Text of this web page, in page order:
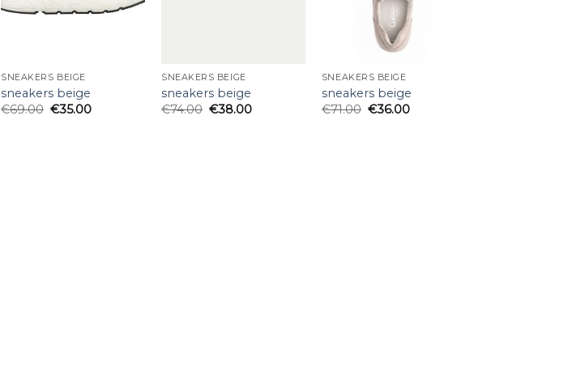
SNEAKERS BEIGE
sneakers beige
€69.00 €35.00
SNEAKERS BEIGE
sneakers beige
€74.00 €38.00
SNEAKERS BEIGE
sneakers beige
€71.00 €36.00